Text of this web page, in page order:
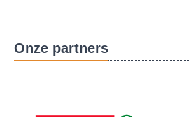
Onze partners